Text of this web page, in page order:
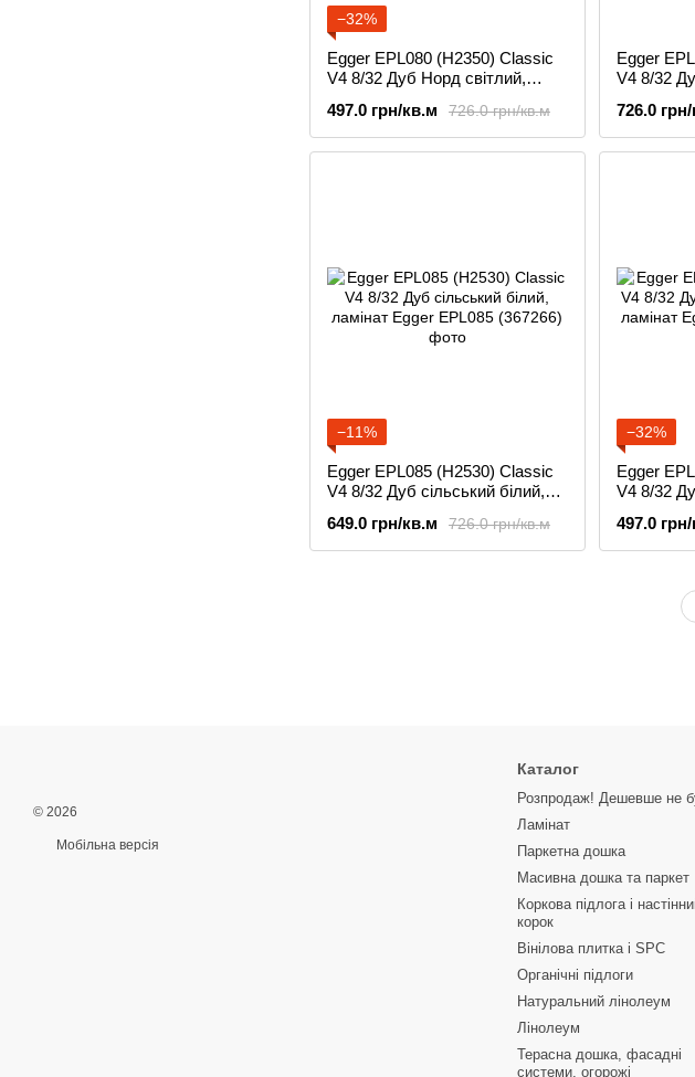
−32%
Egger EPL080 (H2350) Classic
V4 8/32 Дуб Норд світлий,
726.0 грн/кв.м
497.0 грн/кв.м
Egger
V4 8/32
726.0
−11%
Egger EPL085 (H2530) Classic
V4 8/32 Дуб сільський білий,
726.0 грн/кв.м
649.0 грн/кв.м
−32%
Egger
V4 8/32
497.0
© 2026
Мобільна версія
Каталог
Розпродаж! Дешевше не
Ламінат
Паркетна дошка
Масивна дошка та паркет
Коркова підлога і
корок
Вінілова плитка і SPC
Органічні підлоги
Натуральний лінолеум
Лінолеум
Терасна дошка, фасадні
системи, огорожі